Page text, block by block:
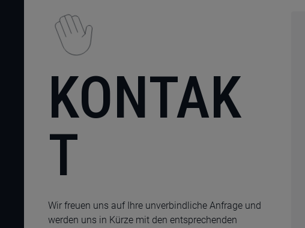
KONTAK
T
Wir freuen uns auf Ihre unverbindliche Anfrage und
werden uns in Kürze mit den entsprechenden